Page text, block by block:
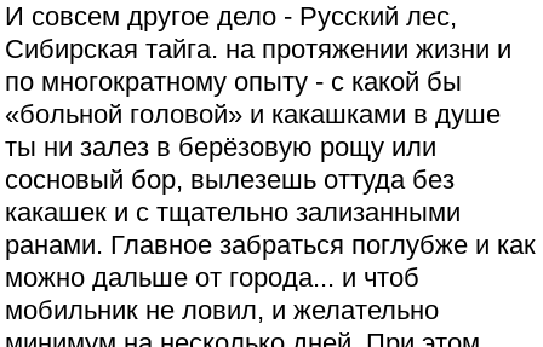
И совсем другое дело - Русский лес,
Сибирская тайга. на протяжении жизни и
по многократному опыту - с какой бы
«больной головой» и какашками в душе
ты ни залез в берёзовую рощу или
сосновый бор, вылезешь оттуда без
какашек и с тщательно зализанными
ранами. Главное забраться поглубже и как
можно дальше от города... и чтоб
мобильник не ловил, и желательно